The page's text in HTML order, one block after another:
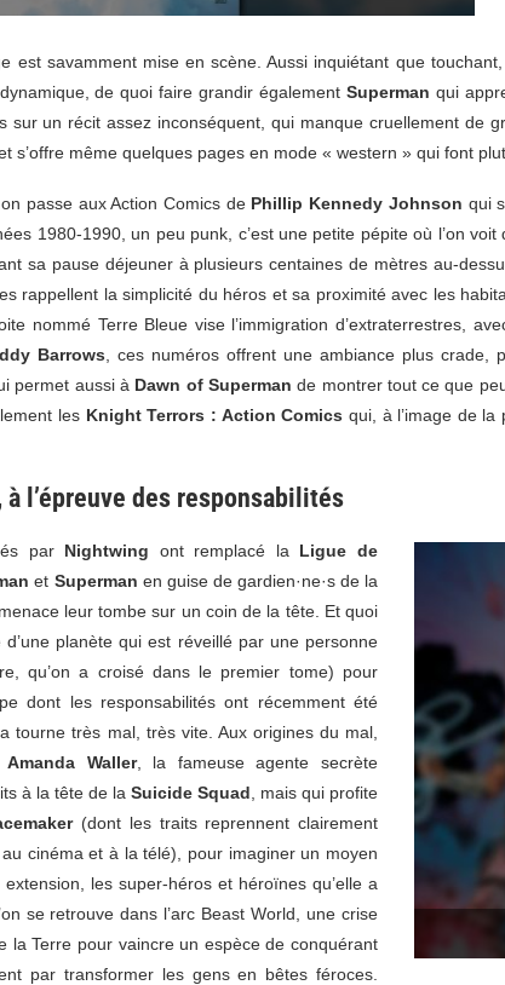
est savamment mise en scène. Aussi inquiétant que
de quoi faire grandir également Superman qui
sur un récit assez inconséquent, qui manque cruellement
s’offre même quelques pages en mode « western » qui font
passe aux Action Comics de Phillip Kennedy Johnson qui
1980-1990, un peu punk, c’est une petite pépite où l’on
sa pause déjeuner à plusieurs centaines de mètres au-
rappellent la simplicité du héros et sa proximité avec les
nommé Terre Bleue vise l’immigration d’extraterrestres,
Barrows , ces numéros offrent une ambiance plus
permet aussi à Dawn of Superman de montrer tout ce que
les Knight Terrors : Action Comics qui, à l’image de la
à l’épreuve des responsabilités
par Nightwing ont remplacé la Ligue de
et Superman en guise de gardien·ne·s de la
leur tombe sur un coin de la tête. Et quoi
planète qui est réveillé par une personne
qu’on a croisé dans le premier tome) pour
dont les responsabilités ont récemment été
tourne très mal, très vite. Aux origines du mal,
Amanda Waller, la fameuse agente secrète
à la tête de la Suicide Squad , mais qui profite
(dont les traits reprennent clairement
au cinéma et à la télé), pour imaginer un moyen
les super-héros et héroïnes qu’elle a
se retrouve dans l’arc Beast World, une crise
la Terre pour vaincre un espèce de conquérant
par transformer les gens en bêtes féroces.